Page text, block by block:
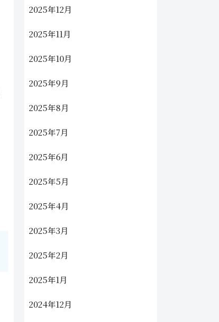
2025年12月
2025年11月
2025年10月
2025年9月
2025年8月
2025年7月
2025年6月
2025年5月
2025年4月
2025年3月
2025年2月
2025年1月
2024年12月